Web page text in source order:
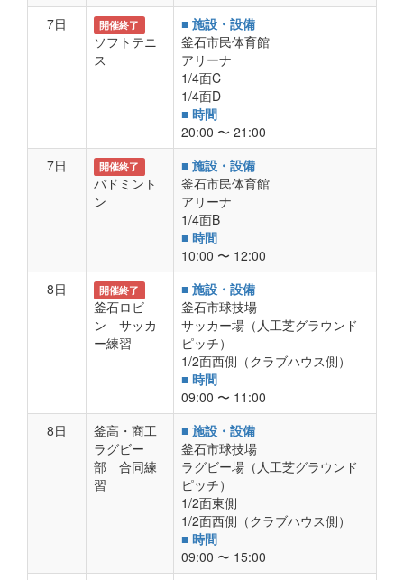
7日
開催終了
ソフトテニ
ス
■ 施設・設備
釜石市民体育館
アリーナ
1/4面C
1/4面D
■ 時間
20:00 〜 21:00
7日
開催終了
バドミント
ン
■ 施設・設備
釜石市民体育館
アリーナ
1/4面B
■ 時間
10:00 〜 12:00
8日
開催終了
釜石ロビ
ン サッカ
ー練習
■ 施設・設備
釜石市球技場
サッカー場（人工芝グラウンド
ピッチ）
1/2面西側（クラブハウス側）
■ 時間
09:00 〜 11:00
8日
釜高・商工
ラグビー
部 合同練
習
■ 施設・設備
釜石市球技場
ラグビー場（人工芝グラウンド
ピッチ）
1/2面東側
1/2面西側（クラブハウス側）
■ 時間
09:00 〜 15:00